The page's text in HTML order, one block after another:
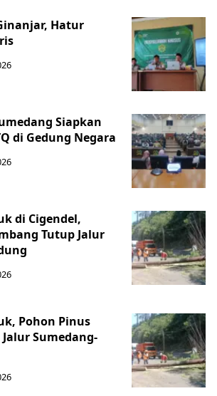
Hatur
Siapkan
di Gedung Negara
di Cigendel,
Tutup Jalur
Pohon Pinus
Sumedang-